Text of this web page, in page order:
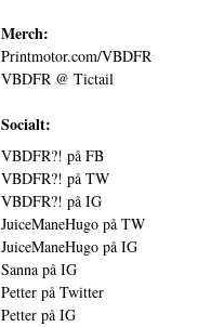
Merch:
Printmotor.com/VBDFR
VBDFR @ Tictail
Socialt:
VBDFR?! på FB
VBDFR?! på TW
VBDFR?! på IG
JuiceManeHugo på TW
JuiceManeHugo på IG
Sanna på IG
Petter på Twitter
Petter på IG